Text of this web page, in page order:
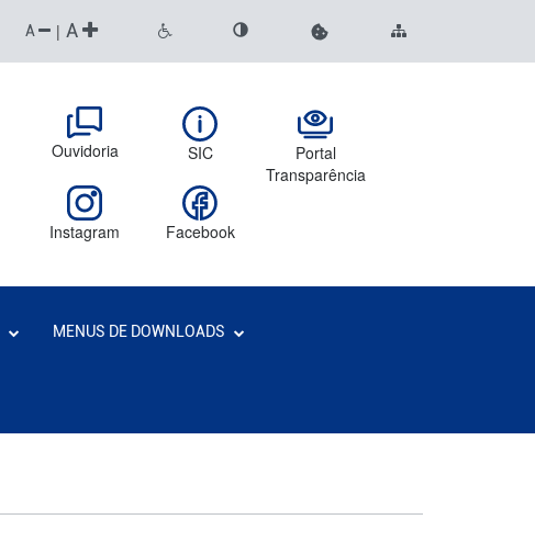
A | A
Ouvidoria SIC
Portal
Transparência
Instagram Facebook
MENUS DE DOWNLOADS